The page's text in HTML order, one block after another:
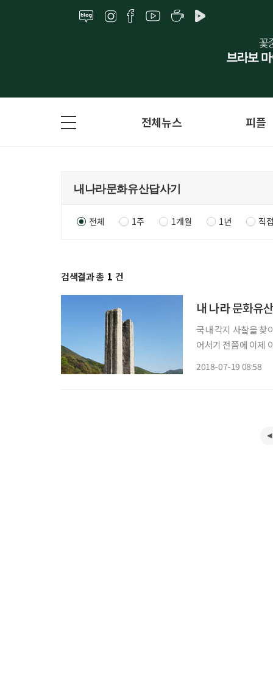
전체뉴스 피플
전체 1주 1개월 1년 직
검색결과 총 1 건
내 나라 문화유
국내 각지 사찰을 찾
어서기 전쯤에 이제
2018-07-19 08:58